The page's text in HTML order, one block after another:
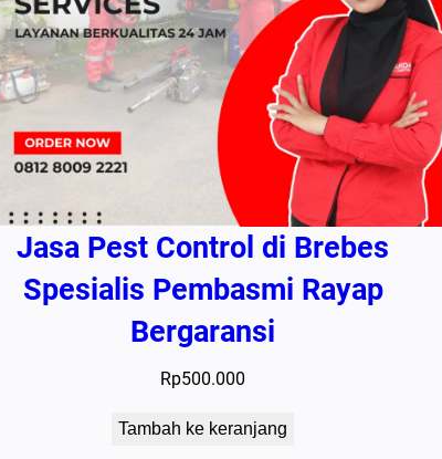
Jasa Pest Control di Brebes
Spesialis Pembasmi Rayap
Bergaransi
Rp500.000
Tambah ke keranjang